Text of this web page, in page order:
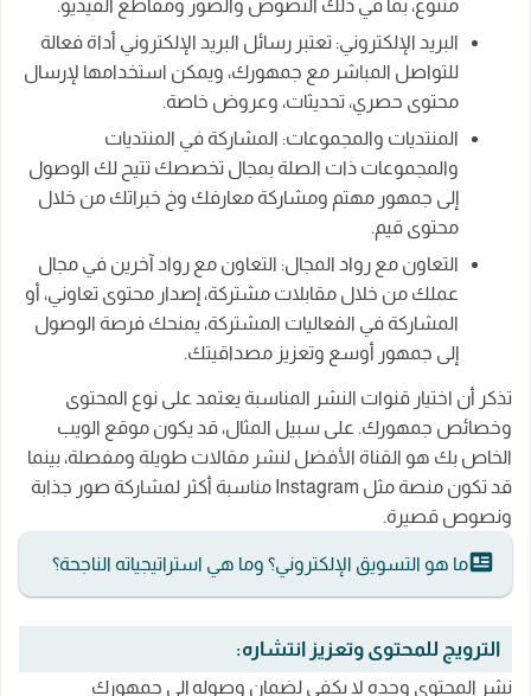
متنوع، بما في ذلك النصوص والصور ومقاطع الفيديو.
البريد الإلكتروني: تعتبر رسائل البريد الإلكتروني أداة فعالة
للتواصل المباشر مع جمهورك، ويمكن استخدامها لإرسال
محتوى حصري، تحديثات، وعروض خاصة.
المنتديات والمجموعات: المشاركة في المنتديات
والمجموعات ذات الصلة بمجال تخصصك تتيح لك الوصول
إلى جمهور مهتم ومشاركة معارفك وخ خبراتك من خلال
محتوى قيم.
التعاون مع رواد المجال: التعاون مع رواد آخرين في مجال
عملك من خلال مقابلات مشتركة، إصدار محتوى تعاوني، أو
المشاركة في الفعاليات المشتركة، يمنحك فرصة الوصول
إلى جمهور أوسع وتعزيز مصداقيتك.
تذكر أن اختيار قنوات النشر المناسبة يعتمد على نوع المحتوى
وخصائص جمهورك. على سبيل المثال، قد يكون موقع الويب
الخاص بك هو القناة الأفضل لنشر مقالات طويلة ومفصلة، بينما
قد تكون منصة مثل Instagram مناسبة أكثر لمشاركة صور جذابة
ونصوص قصيرة.
ما هو التسويق الإلكتروني؟ وما هي استراتيجياته الناجحة؟
الترويج للمحتوى وتعزيز انتشاره:
نشر المحتوى وحده لا يكفي لضمان وصوله إلى جمهورك